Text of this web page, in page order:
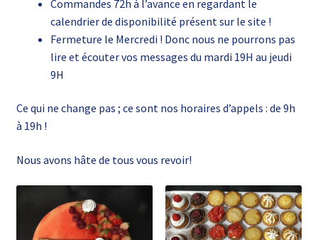
Commandes 72h à l’avance en regardant le
calendrier de disponibilité présent sur le site !
Fermeture le Mercredi ! Donc nous ne pourrons pas
lire et écouter vos messages du mardi 19H au jeudi
9H
Ce qui ne change pas ; ce sont nos horaires d’appels : de 9h
à 19h !
Nous avons hâte de tous vous revoir!